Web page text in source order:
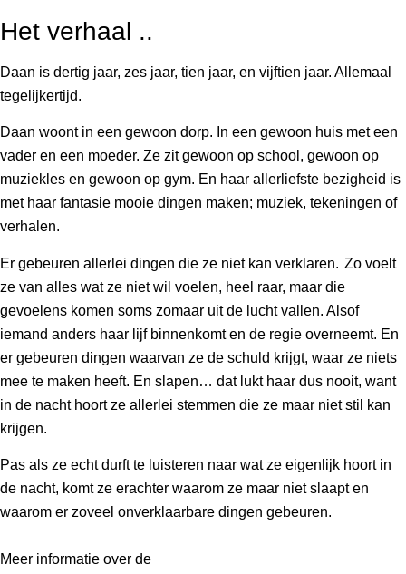
Het verhaal ..
Daan is dertig jaar, zes jaar, tien jaar, en vijftien jaar. Allemaal
tegelijkertijd.
Daan woont in een gewoon dorp. In een gewoon huis met een
vader en een moeder. Ze zit gewoon op school, gewoon op
muziekles en gewoon op gym. En haar allerliefste bezigheid is
met haar fantasie mooie dingen maken; muziek, tekeningen of
verhalen.
Er gebeuren allerlei dingen die ze niet kan verklaren. Zo voelt
ze van alles wat ze niet wil voelen, heel raar, maar die
gevoelens komen soms zomaar uit de lucht vallen. Alsof
iemand anders haar lijf binnenkomt en de regie overneemt. En
er gebeuren dingen waarvan ze de schuld krijgt, waar ze niets
mee te maken heeft. En slapen… dat lukt haar dus nooit, want
in de nacht hoort ze allerlei stemmen die ze maar niet stil kan
krijgen.
Pas als ze echt durft te luisteren naar wat ze eigenlijk hoort in
de nacht, komt ze erachter waarom ze maar niet slaapt en
waarom er zoveel onverklaarbare dingen gebeuren.
Meer informatie over de